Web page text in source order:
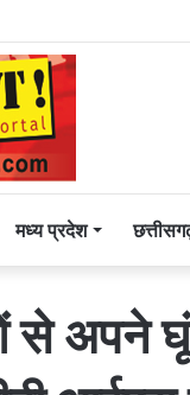
मध्य प्रदेश
से अपने